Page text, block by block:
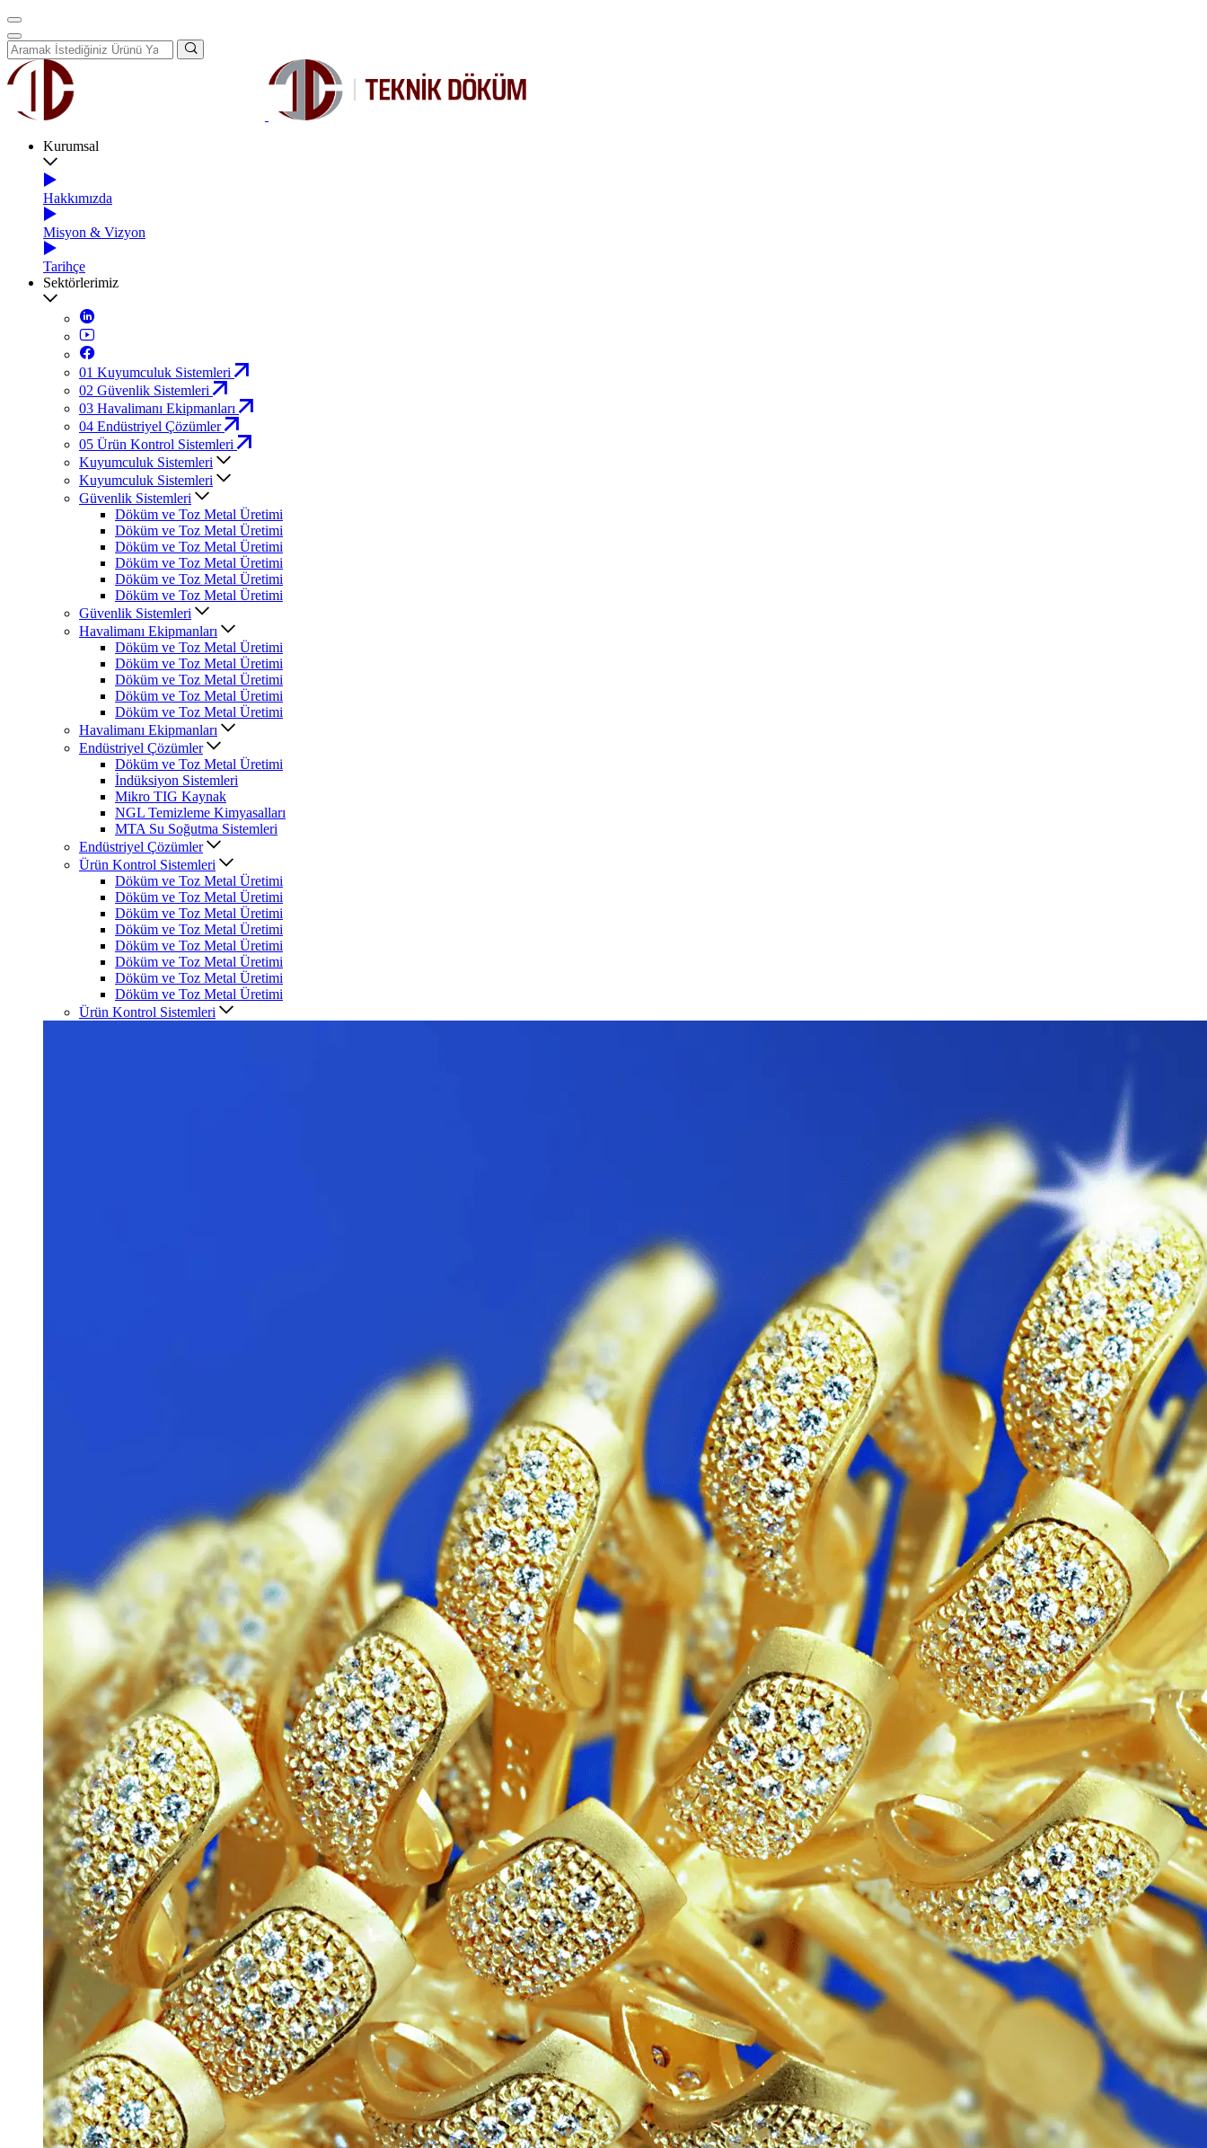
Kurumsal
Hakkımızda
Misyon & Vizyon
Tarihçe
Sektörlerimiz
01 Kuyumculuk Sistemleri
02 Güvenlik Sistemleri
03 Havalimanı Ekipmanları
04 Endüstriyel Çözümler
05 Ürün Kontrol Sistemleri
Kuyumculuk Sistemleri
Kuyumculuk Sistemleri
Güvenlik Sistemleri
Döküm ve Toz Metal Üretimi
Döküm ve Toz Metal Üretimi
Döküm ve Toz Metal Üretimi
Döküm ve Toz Metal Üretimi
Döküm ve Toz Metal Üretimi
Döküm ve Toz Metal Üretimi
Güvenlik Sistemleri
Havalimanı Ekipmanları
Döküm ve Toz Metal Üretimi
Döküm ve Toz Metal Üretimi
Döküm ve Toz Metal Üretimi
Döküm ve Toz Metal Üretimi
Döküm ve Toz Metal Üretimi
Havalimanı Ekipmanları
Endüstriyel Çözümler
Döküm ve Toz Metal Üretimi
İndüksiyon Sistemleri
Mikro TIG Kaynak
NGL Temizleme Kimyasalları
MTA Su Soğutma Sistemleri
Endüstriyel Çözümler
Ürün Kontrol Sistemleri
Döküm ve Toz Metal Üretimi
Döküm ve Toz Metal Üretimi
Döküm ve Toz Metal Üretimi
Döküm ve Toz Metal Üretimi
Döküm ve Toz Metal Üretimi
Döküm ve Toz Metal Üretimi
Döküm ve Toz Metal Üretimi
Döküm ve Toz Metal Üretimi
Ürün Kontrol Sistemleri